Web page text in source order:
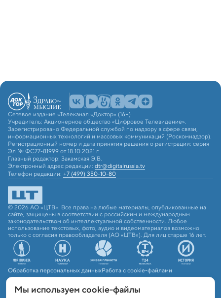
Сетевое издание «Телеканал «Доктор» (16+)
Учредитель: Акционерное общество «Цифровое Телевидение».
Зарегистрировано Федеральной службой по надзору в сфере связи,
информационных технологий и массовых коммуникаций (Роскомнадзор).
Регистрационный номер и дата принятия решения о регистрации: серия
Эл № ФС77-81999 от 18.10.2021 г.
Главный редактор: Закамская Э.В.
Электронный адрес редакции: dtr@digitalrussia.tv
Телефон редакции: +7 (499) 350-10-80
© 2026 АО «ЦТВ». Все права на любые материалы, опубликованные на
сайте, защищены в соответствии с российским и международным
законодательством об интеллектуальной собственности. Любое
использование текстовых, фото, аудио и видеоматериалов возможно
только с согласия правообладателя (АО «ЦТВ»). Для лиц старше 16 лет.
Обработка персональных данныхРабота с cookie-файлами
Мы используем сookie-файлы